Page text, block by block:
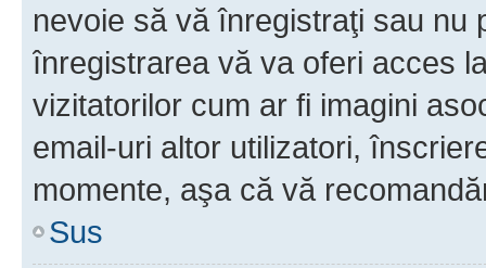
nevoie să vă înregistraţi sau nu
înregistrarea vă va oferi acces
vizitatorilor cum ar fi imagini
email-uri altor utilizatori,
momente, aşa că vă
Sus